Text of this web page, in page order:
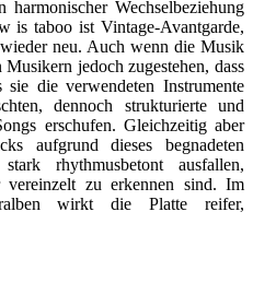
Wechselbeziehung
is taboo ist Vintage-Avantgarde,
neu. Auch wenn die Musik
jedoch zugestehen, dass
sie die verwendeten Instrumente
dennoch strukturierte und
erschufen. Gleichzeitig aber
aufgrund dieses begnadeten
rhythmusbetont ausfallen,
zu erkennen sind. Im
wirkt die Platte reifer,